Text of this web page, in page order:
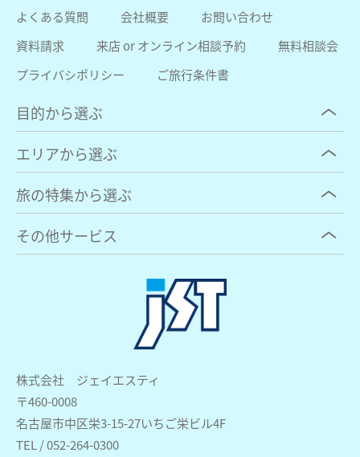
株式会社 ジェイエスティ
〒460-0008
名古屋市中区栄3-15-27いちご栄ビル4F
TEL / 052-264-0300
よくある質問
会社概要
お問い合わせ
資料請求
来店 or オンライン相談予約
無料相談会
プライバシポリシー
ご旅行条件書
目的から選ぶ
エリアから選ぶ
旅の特集から選ぶ
その他サービス